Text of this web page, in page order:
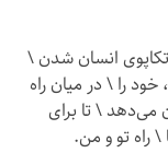
انسان شدن \
را \ در میان راه
می‌دهد \ تا برای
راه تو و من.